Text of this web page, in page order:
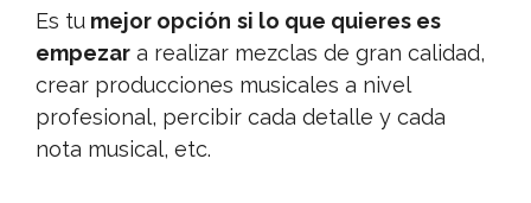
Es tu mejor opción si lo que quieres es
empezar a realizar mezclas de gran calidad,
crear producciones musicales a nivel
profesional, percibir cada detalle y cada
nota musical, etc.